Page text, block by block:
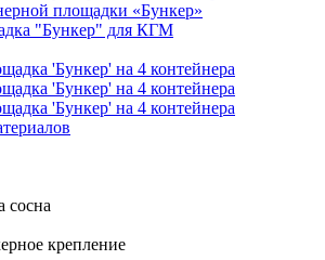
площадки «Бункер»
"Бункер" для КГМ
сосна
крепление